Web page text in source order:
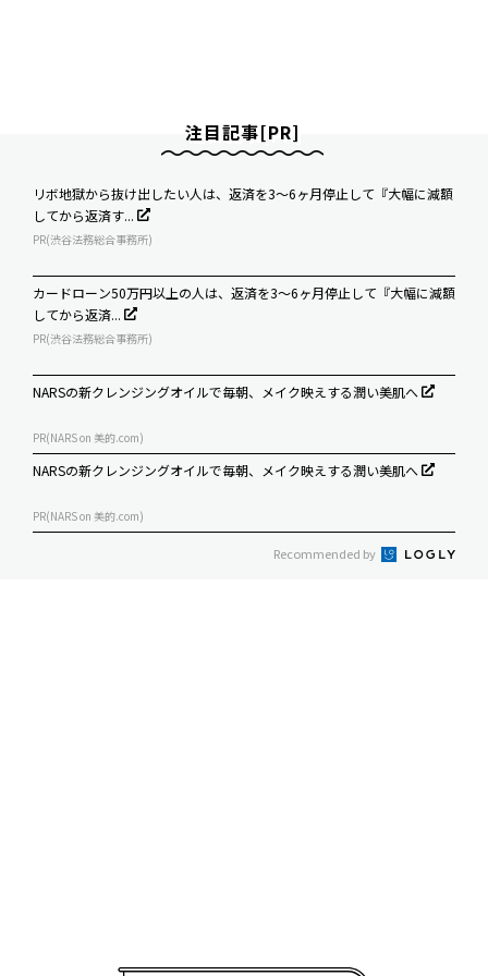
注目記事[PR]
リボ地獄から抜け出したい人は、返済を3～6ヶ月停止して『大幅に減額
してから返済す...
PR(渋谷法務総合事務所)
カードローン50万円以上の人は、返済を3～6ヶ月停止して『大幅に減額
してから返済...
PR(渋谷法務総合事務所)
NARSの新クレンジングオイルで毎朝、メイク映えする潤い美肌へ
PR(NARS on 美的.com)
NARSの新クレンジングオイルで毎朝、メイク映えする潤い美肌へ
PR(NARS on 美的.com)
Recommended by